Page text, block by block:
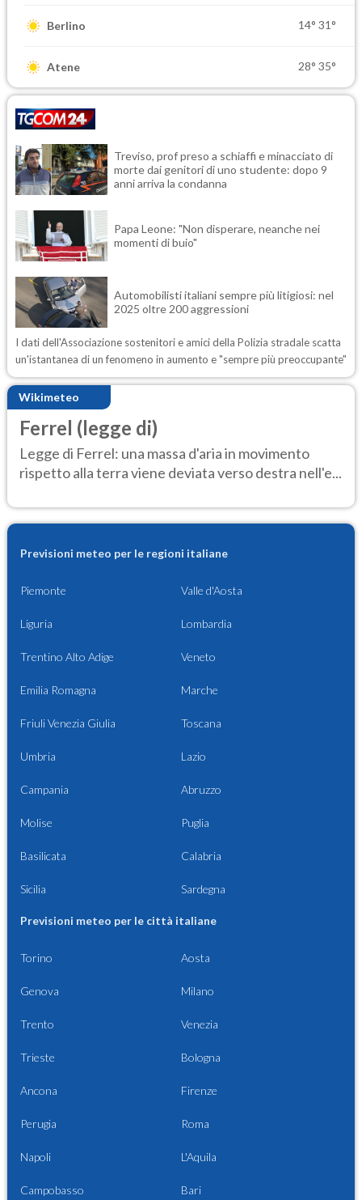
Berlino 14° 31°
Atene 28° 35°
Treviso, prof preso a schiaffi e minacciato di
morte dai genitori di uno studente: dopo 9
anni arriva la condanna
Papa Leone: "Non disperare, neanche nei
momenti di buio"
Automobilisti italiani sempre più litigiosi: nel
2025 oltre 200 aggressioni
I dati dell'Associazione sostenitori e amici della Polizia stradale scatta
un'istantanea di un fenomeno in aumento e "sempre più preoccupante"
Wikimeteo
Ferrel (legge di)
Legge di Ferrel: una massa d'aria in movimento
rispetto alla terra viene deviata verso destra nell'e...
Previsioni meteo per le regioni italiane
Piemonte Valle d'Aosta
Liguria Lombardia
Trentino Alto Adige Veneto
Emilia Romagna Marche
Friuli Venezia Giulia Toscana
Umbria Lazio
Campania Abruzzo
Molise Puglia
Basilicata Calabria
Sicilia Sardegna
Previsioni meteo per le città italiane
Torino Aosta
Genova Milano
Trento Venezia
Trieste Bologna
Ancona Firenze
Perugia Roma
Napoli L'Aquila
Campobasso Bari